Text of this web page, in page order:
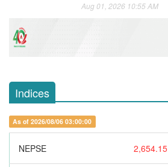
Aug 01, 2026 10:55 AM
Indices
As of 2026/08/06 03:00:00
NEPSE 2,654.15